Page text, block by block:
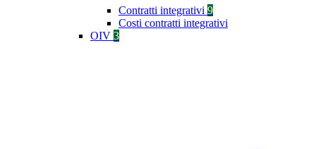
Contratti integrativi 9
Costi contratti integrativi
OIV 3